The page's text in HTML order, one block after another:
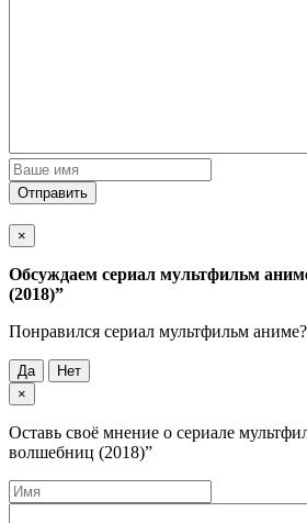
Отправить
×
Обсуждаем cериал мультфильм
(2018)”
Понравился cериал мультфильм аниме?
Да
Нет
×
Оставь своё мнение о cериале
волшебниц (2018)”